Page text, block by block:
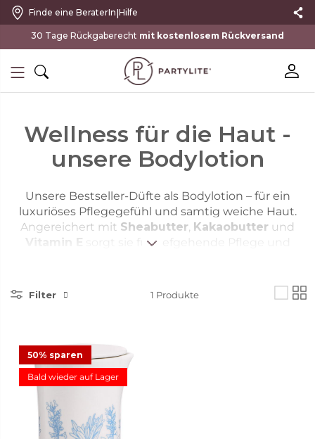
Finde eine BeraterIn|Hilfe
Wellness für die Haut -
unsere Bodylotion
Unsere Bestseller-Düfte als Bodylotion – für ein
luxuriöses Pflegegefühl und samtig weiche Haut.
Angereichert mit Sheabutter, Kakaobutter und
Vitamin E sorgt sie für tiefgehende Pflege und
täglichen Gebrauch.
Filter 1 Produkte
50% sparen
Bald wieder auf Lager
Massagekerze Sea Salt &
Sage
18,48 € 36,95 €